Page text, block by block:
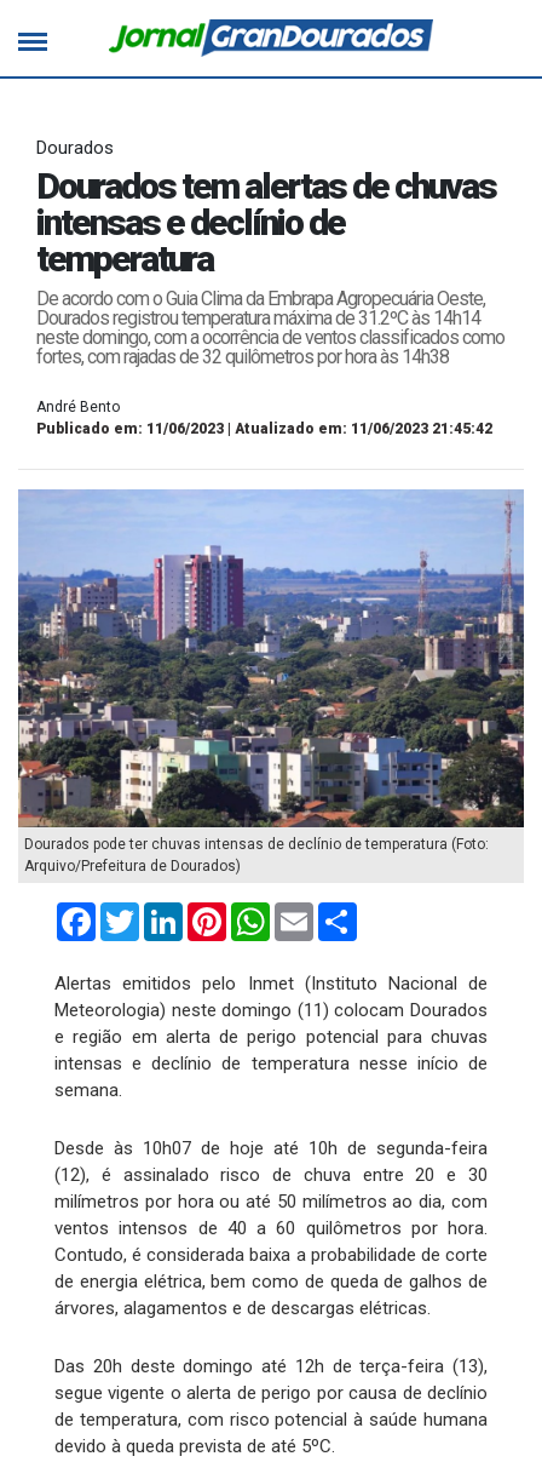
Dourados
Dourados tem alertas de chuvas
intensas e declínio de
temperatura
De acordo com o Guia Clima da Embrapa Agropecuária Oeste,
Dourados registrou temperatura máxima de 31.2ºC às 14h14
neste domingo, com a ocorrência de ventos classificados como
fortes, com rajadas de 32 quilômetros por hora às 14h38
André Bento
Publicado em: 11/06/2023 | Atualizado em: 11/06/2023 21:45:42
Dourados pode ter chuvas intensas de declínio de temperatura (Foto:
Arquivo/Prefeitura de Dourados)
FacebookTwitterLinkedInPinterestWhatsApp
Email
Alertas emitidos pelo Inmet (Instituto Nacional de
Meteorologia) neste domingo (11) colocam Dourados
e região em alerta de perigo potencial para chuvas
intensas e declínio de temperatura nesse início de
semana.
Desde às 10h07 de hoje até 10h de segunda-feira
(12), é assinalado risco de chuva entre 20 e 30
milímetros por hora ou até 50 milímetros ao dia, com
ventos intensos de 40 a 60 quilômetros por hora.
Contudo, é considerada baixa a probabilidade de corte
de energia elétrica, bem como de queda de galhos de
árvores, alagamentos e de descargas elétricas.
Das 20h deste domingo até 12h de terça-feira (13),
segue vigente o alerta de perigo por causa de declínio
de temperatura, com risco potencial à saúde humana
devido à queda prevista de até 5ºC.